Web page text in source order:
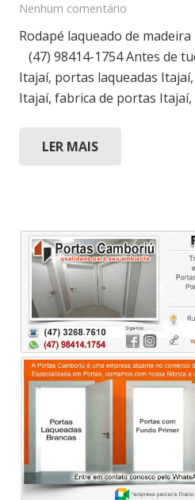
Nenhum comentário
Rodapé laqueado de
(47) 98414-1754 Antes de
Itajaí, portas laqueadas
Itajaí, fabrica de portas
LER MAIS